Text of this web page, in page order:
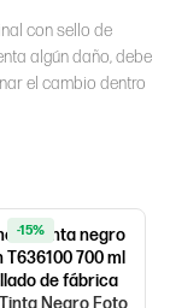
con sello de
algún daño, debe
el cambio dentro
Negro Foto
-15%